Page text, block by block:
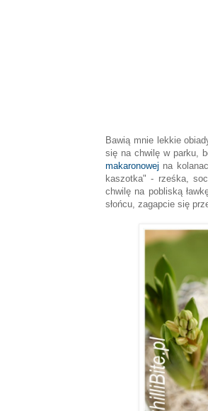
Bawią mnie lekkie
się na chwilę w parku,
makaronowej na
kaszotka" - rześka,
chwilę na pobliską
słońcu, zagapcie się